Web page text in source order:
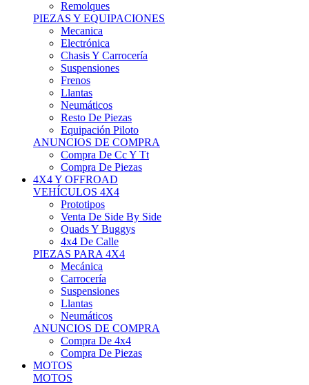
Mecanica
Electrónica
Chasis Y Carrocería
Suspensiones
Frenos
Llantas
Neumáticos
Resto De Piezas
Equipación Piloto
ANUNCIOS DE COMPRA
Compra De Cc Y Tt
Compra De Piezas
4X4 Y OFFROAD
VEHÍCULOS 4X4
Prototipos
Venta De Side By Side
Quads Y Buggys
4x4 De Calle
PIEZAS PARA 4X4
Mecánica
Carrocería
Suspensiones
Llantas
Neumáticos
ANUNCIOS DE COMPRA
Compra De 4x4
Compra De Piezas
MOTOS
MOTOS
Motos De Circuito